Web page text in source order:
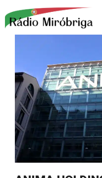
para